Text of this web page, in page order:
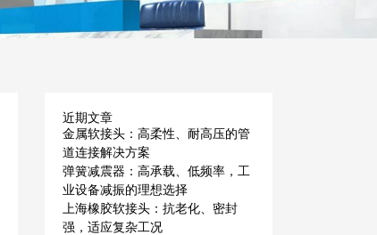
近期文章
金属软接头：高柔性、耐高压的管
道连接解决方案
弹簧减震器：高承载、低频率，工
业设备减振的理想选择
上海橡胶软接头：抗老化、密封
强，适应复杂工况